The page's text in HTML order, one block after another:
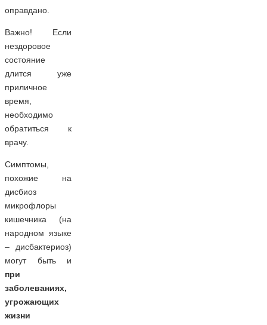
оправдано.
Важно! Если
нездоровое
состояние
длится уже
приличное
время,
необходимо
обратиться к
врачу.
Симптомы,
похожие на
дисбиоз
микрофлоры
кишечника (на
народном языке
– дисбактериоз)
могут быть и
при
заболеваниях,
угрожающих
жизни